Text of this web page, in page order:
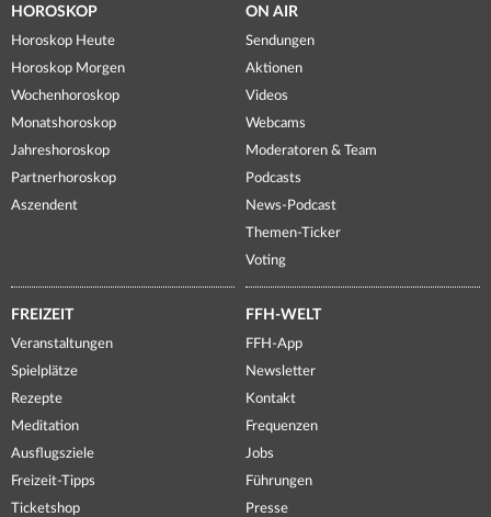
HOROSKOP
Horoskop Heute
Horoskop Morgen
Wochenhoroskop
Monatshoroskop
Jahreshoroskop
Partnerhoroskop
Aszendent
ON AIR
Sendungen
Aktionen
Videos
Webcams
Moderatoren & Team
Podcasts
News-Podcast
Themen-Ticker
Voting
FREIZEIT
Veranstaltungen
Spielplätze
Rezepte
Meditation
Ausflugsziele
Freizeit-Tipps
Ticketshop
FFH-WELT
FFH-App
Newsletter
Kontakt
Frequenzen
Jobs
Führungen
Presse